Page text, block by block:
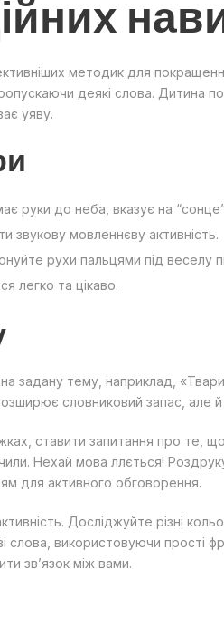
методик для
деякі слова. Дитина
уяву.
руки до неба, вказує на
звукову мовленнєву активність.
рухи пальцями під веселу
легко та цікаво.
задану тему, наприклад,
словниковий запас, але
ставити запитання про те,
Нехай мова ллється!
для активного обговорення.
Досліджуйте різні
слова, використовуючи
зв’язок між вами.